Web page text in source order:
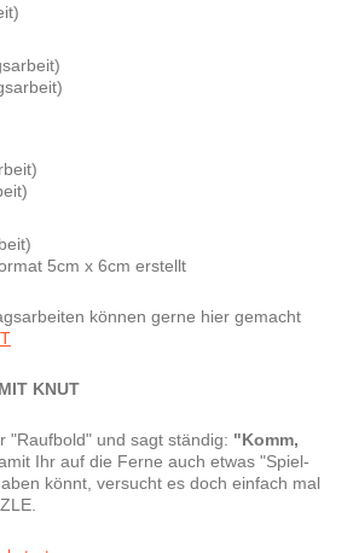
5cm x 6cm erstellt
können gerne hier gemacht
KNUT
"Raufbold" und sagt ständig: "Komm,
Ihr auf die Ferne auch etwas "Spiel-
könnt, versucht es doch einfach mal